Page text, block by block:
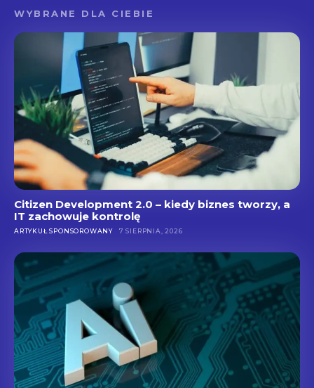
WYBRANE DLA CIEBIE
Citizen Development 2.0 – kiedy biznes tworzy, a
IT zachowuje kontrolę
ARTYKUŁ SPONSOROWANY 7 SIERPNIA, 2026